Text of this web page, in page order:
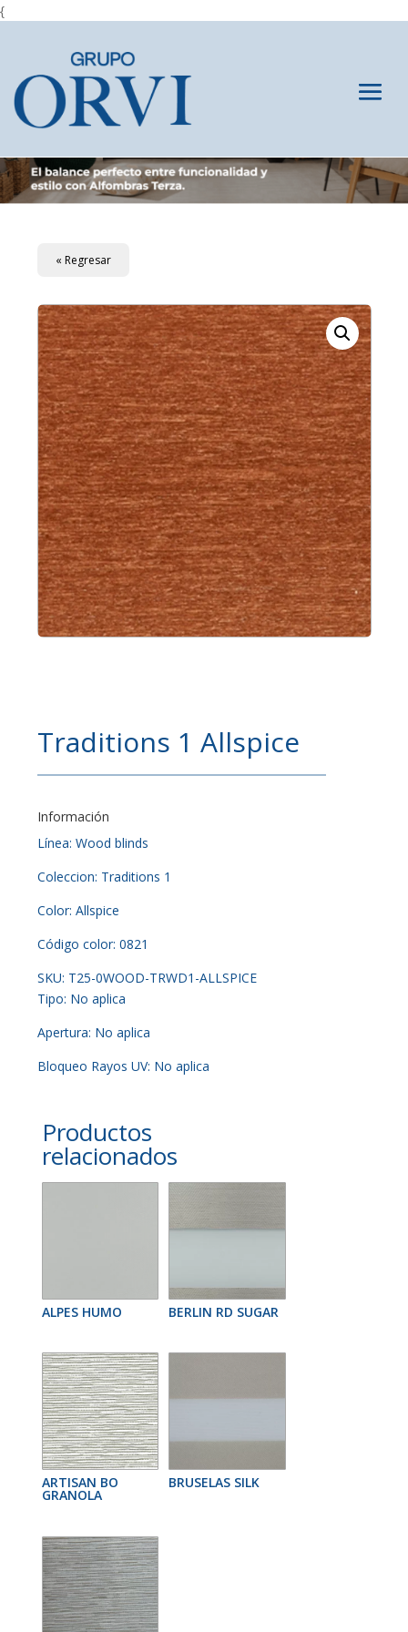
{
« Regresar
Traditions 1 Allspice
Información
Línea: Wood blinds
Coleccion: Traditions 1
Color: Allspice
Código color: 0821
SKU: T25-0WOOD-TRWD1-ALLSPICE
Tipo: No aplica
Apertura: No aplica
Bloqueo Rayos UV: No aplica
Productos
relacionados
ALPES HUMO BERLIN RD SUGAR
ARTISAN BO
GRANOLA
BRUSELAS SILK